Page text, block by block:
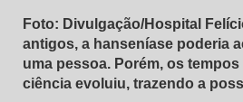
Foto: Divulgação/Hospital
antigos, a hanseníase poderia
uma pessoa. Porém, os tempos
ciência evoluiu, trazendo a